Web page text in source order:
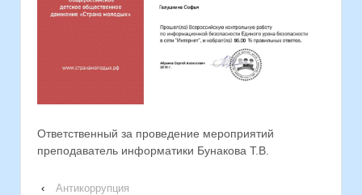
Ответственный за проведение мероприятий
преподаватель информатики Бунакова Т.В.
‹
Антикоррупция